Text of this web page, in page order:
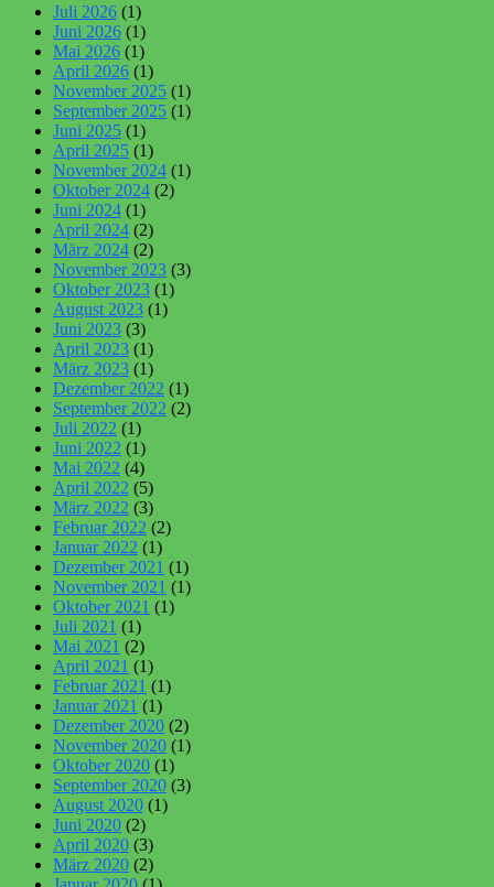
Juli 2026 (1)
Juni 2026 (1)
Mai 2026 (1)
April 2026 (1)
November 2025 (1)
September 2025 (1)
Juni 2025 (1)
April 2025 (1)
November 2024 (1)
Oktober 2024 (2)
Juni 2024 (1)
April 2024 (2)
März 2024 (2)
November 2023 (3)
Oktober 2023 (1)
August 2023 (1)
Juni 2023 (3)
April 2023 (1)
März 2023 (1)
Dezember 2022 (1)
September 2022 (2)
Juli 2022 (1)
Juni 2022 (1)
Mai 2022 (4)
April 2022 (5)
März 2022 (3)
Februar 2022 (2)
Januar 2022 (1)
Dezember 2021 (1)
November 2021 (1)
Oktober 2021 (1)
Juli 2021 (1)
Mai 2021 (2)
April 2021 (1)
Februar 2021 (1)
Januar 2021 (1)
Dezember 2020 (2)
November 2020 (1)
Oktober 2020 (1)
September 2020 (3)
August 2020 (1)
Juni 2020 (2)
April 2020 (3)
März 2020 (2)